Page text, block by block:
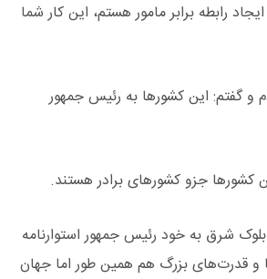
رابطه برابر مامور هستم، این کار شما
گفتم: این کشورها به رئیس جمهور
جزو کشورهای برادر هستند.
شرق به خود رئیس جمهور استوارنامه
و قدرت‌های بزرگ هم همین طور اما جهان